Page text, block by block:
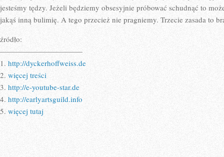
jesteśmy tędzy. Jeżeli będziemy obsesyjnie próbować schudnąć to
jakąś inną bulimię. A tego przecież nie pragniemy. Trzecie zasada to
źródło:
———————————
1. http://dyckerhoffweiss.de
2. więcej treści
3. http://e-youtube-star.de
4. http://earlyartsguild.info
5. więcej tutaj